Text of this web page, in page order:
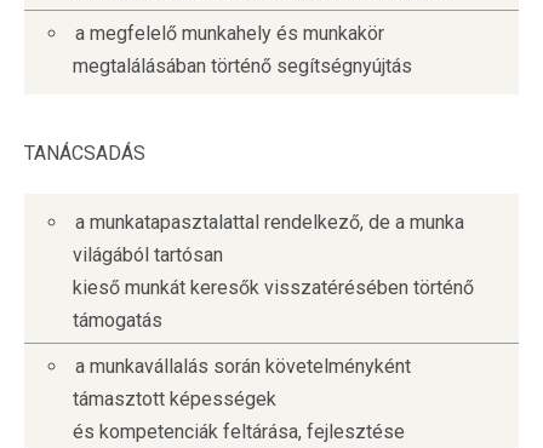
a megfelelő munkahely és munkakör
megtalálásában történő segítségnyújtás
TANÁCSADÁS
a munkatapasztalattal rendelkező, de a munka
világából tartósan
kieső munkát keresők visszatérésében történő
támogatás
a munkavállalás során követelményként
támasztott képességek
és kompetenciák feltárása, fejlesztése